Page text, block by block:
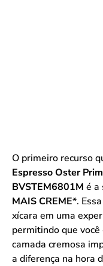
O primeiro recurso
Espresso Oster
BVSTEM6801M é a
MAIS CREME*.
xícara em uma
permitindo que
camada cremosa
a diferença na hora